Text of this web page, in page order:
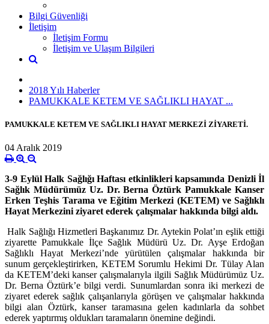
Bilgi Güvenliği
İletişim
İletişim Formu
İletişim ve Ulaşım Bilgileri
2018 Yılı Haberler
PAMUKKALE KETEM VE SAĞLIKLI HAYAT ...
PAMUKKALE KETEM VE SAĞLIKLI HAYAT MERKEZİ ZİYARETİ.
04 Aralık 2019
3-9 Eylül Halk Sağlığı Haftası etkinlikleri kapsamında Denizli İl
Sağlık Müdürümüz Uz. Dr. Berna Öztürk Pamukkale Kanser
Erken Teşhis Tarama ve Eğitim Merkezi (KETEM) ve Sağlıklı
Hayat Merkezini ziyaret ederek çalışmalar hakkında bilgi aldı.
Halk Sağlığı Hizmetleri Başkanımız Dr. Aytekin Polat’ın eşlik ettiği
ziyarette Pamukkale İlçe Sağlık Müdürü Uz. Dr. Ayşe Erdoğan
Sağlıklı Hayat Merkezi’nde yürütülen çalışmalar hakkında bir
sunum gerçekleştirirken, KETEM Sorumlu Hekimi Dr. Tülay Alan
da KETEM’deki kanser çalışmalarıyla ilgili Sağlık Müdürümüz Uz.
Dr. Berna Öztürk’e bilgi verdi. Sunumlardan sonra iki merkezi de
ziyaret ederek sağlık çalışanlarıyla görüşen ve çalışmalar hakkında
bilgi alan Öztürk, kanser taramasına gelen kadınlarla da sohbet
ederek yaptırmış oldukları taramaların önemine değindi.